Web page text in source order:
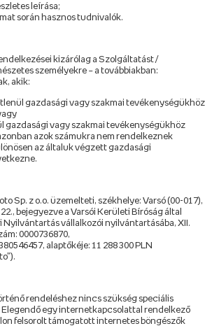
leírása;
során hasznos tudnivalók.
kizárólag a Szolgáltatást /
személyekre – a továbbiakban:
akik:
gazdasági vagy szakmai tevékenységükhöz
gazdasági vagy szakmai tevékenységükhöz
azok számukra nem rendelkeznek
az általuk végzett gazdasági
Sp. z o.o. üzemelteti, székhelye: Varsó (00-017),
bejegyezve a Varsói Kerületi Bíróság által
vállalkozói nyilvántartásába, XII.
0000736870,
alaptőkéje: 11 288 300 PLN
rendeléshez nincs szükség speciális
egy internetkapcsolattal rendelkező
felsorolt támogatott internetes böngészők